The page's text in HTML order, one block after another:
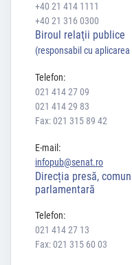
+40 21 414 1111
+40 21 316 0300
Biroul relaţii publice
(responsabil cu
Telefon:
021 414 27 09
021 414 29 83
Fax: 021 315 89 42
E-mail:
infopub@senat.ro
Direcția presă,
parlamentară
Telefon:
021 414 27 13
Fax: 021 315 60 03